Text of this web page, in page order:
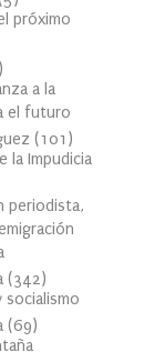
próximo
)
a la
el futuro
(101 )
la Impudicia
periodista,
(342)
socialismo
(69)